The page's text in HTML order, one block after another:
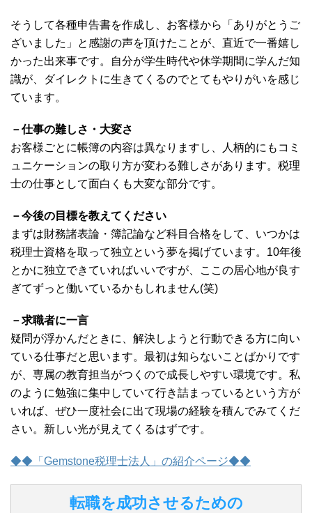
そうして各種申告書を作成し、お客様から「ありがとうご
ざいました」と感謝の声を頂けたことが、直近で一番嬉し
かった出来事です。自分が学生時代や休学期間に学んだ知
識が、ダイレクトに生きてくるのでとてもやりがいを感じ
ています。
－仕事の難しさ・大変さ
お客様ごとに帳簿の内容は異なりますし、人柄的にもコミ
ュニケーションの取り方が変わる難しさがあります。税理
士の仕事として面白くも大変な部分です。
－今後の目標を教えてください
まずは財務諸表論・簿記論など科目合格をして、いつかは
税理士資格を取って独立という夢を掲げています。10年後
とかに独立できていればいいですが、ここの居心地が良す
ぎてずっと働いているかもしれません(笑)
－求職者に一言
疑問が浮かんだときに、解決しようと行動できる方に向い
ている仕事だと思います。最初は知らないことばかりです
が、専属の教育担当がつくので成長しやすい環境です。私
のように勉強に集中していて行き詰まっているという方が
いれば、ぜひ一度社会に出て現場の経験を積んでみてくだ
さい。新しい光が見えてくるはずです。
◆◆「Gemstone税理士法人」の紹介ページ◆◆
転職を成功させるための